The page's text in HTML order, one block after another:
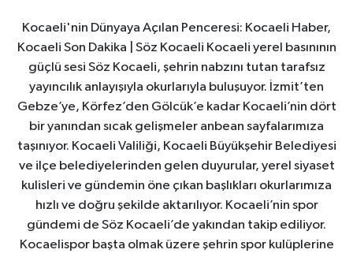
Kocaeli'nin Dünyaya Açılan Penceresi: Kocaeli Haber,
Kocaeli Son Dakika | Söz Kocaeli Kocaeli yerel basınının
güçlü sesi Söz Kocaeli, şehrin nabzını tutan tarafsız
yayıncılık anlayışıyla okurlarıyla buluşuyor. İzmit’ten
Gebze’ye, Körfez’den Gölcük’e kadar Kocaeli’nin dört
bir yanından sıcak gelişmeler anbean sayfalarımıza
taşınıyor. Kocaeli Valiliği, Kocaeli Büyükşehir Belediyesi
ve ilçe belediyelerinden gelen duyurular, yerel siyaset
kulisleri ve gündemin öne çıkan başlıkları okurlarımıza
hızlı ve doğru şekilde aktarılıyor. Kocaeli’nin spor
gündemi de Söz Kocaeli’de yakından takip ediliyor.
Kocaelispor başta olmak üzere şehrin spor kulüplerine